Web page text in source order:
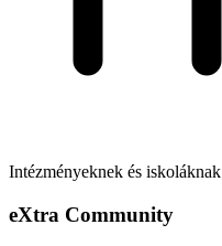
Intézményeknek és iskoláknak
eXtra Community